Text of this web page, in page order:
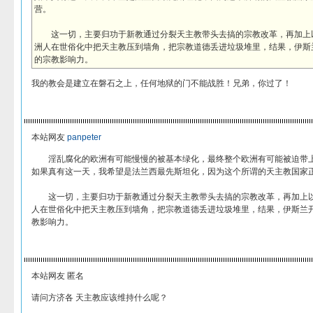
营。
这一切，主要归功于新教通过分裂天主教带头去搞的宗教改革，再加上
洲人在世俗化中把天主教压到墙角，把宗教道德丢进垃圾堆里，结果，伊
的宗教影响力。
我的教会是建立在磐石之上，任何地狱的门不能战胜！兄弟，你过了！
本站网友 panpeter
淫乱腐化的欧洲有可能慢慢的被基本绿化，最终整个欧洲有可能被迫带
如果真有这一天，我希望是法兰西最先斯坦化，因为这个所谓的天主教国家
这一切，主要归功于新教通过分裂天主教带头去搞的宗教改革，再加上
人在世俗化中把天主教压到墙角，把宗教道德丢进垃圾堆里，结果，伊斯兰
教影响力。
本站网友 匿名
请问方济各 天主教应该维持什么呢？